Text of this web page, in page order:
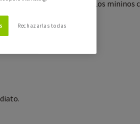
puede no ser suficiente. Los mininos
Rechazarlas todas